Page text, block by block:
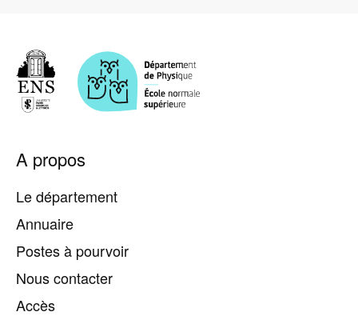
Pied
de
A propos
Le département
Annuaire
Postes à pourvoir
Nous contacter
Accès